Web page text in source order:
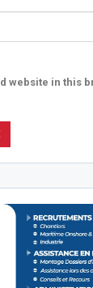
website in this